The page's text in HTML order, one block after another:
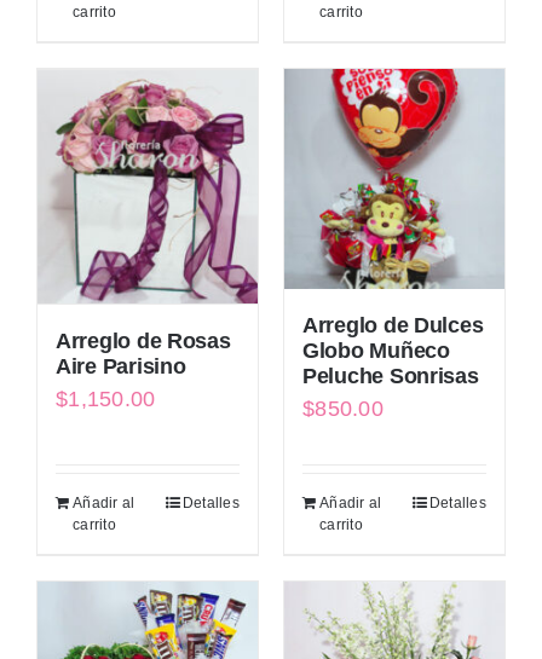
carrito
carrito
Arreglo de Rosas
Aire Parisino
$1,150.00
Añadir al
carrito
Detalles
Arreglo de Dulces
Globo Muñeco
Peluche Sonrisas
$850.00
Añadir al
carrito
Detalles